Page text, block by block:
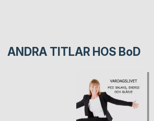
ANDRA TITLAR HOS BoD